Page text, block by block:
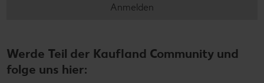
Anmelden
Werde Teil der Kaufland Community und
folge uns hier: